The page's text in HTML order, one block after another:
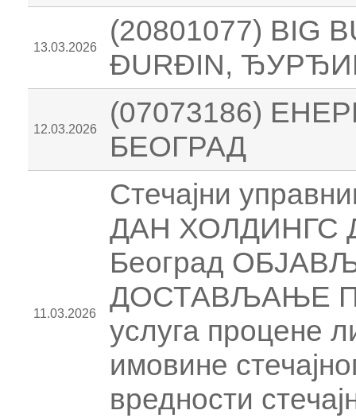
13.03.2026
(20801077) BIG
ĐURĐIN,
12.03.2026
(07073186)
БЕОГРАД
11.03.2026
Стечајни
ДАН ХОЛДИНГС
Београд
ДОСТАВЉАЊЕ
услуга процене
имовине
вредности